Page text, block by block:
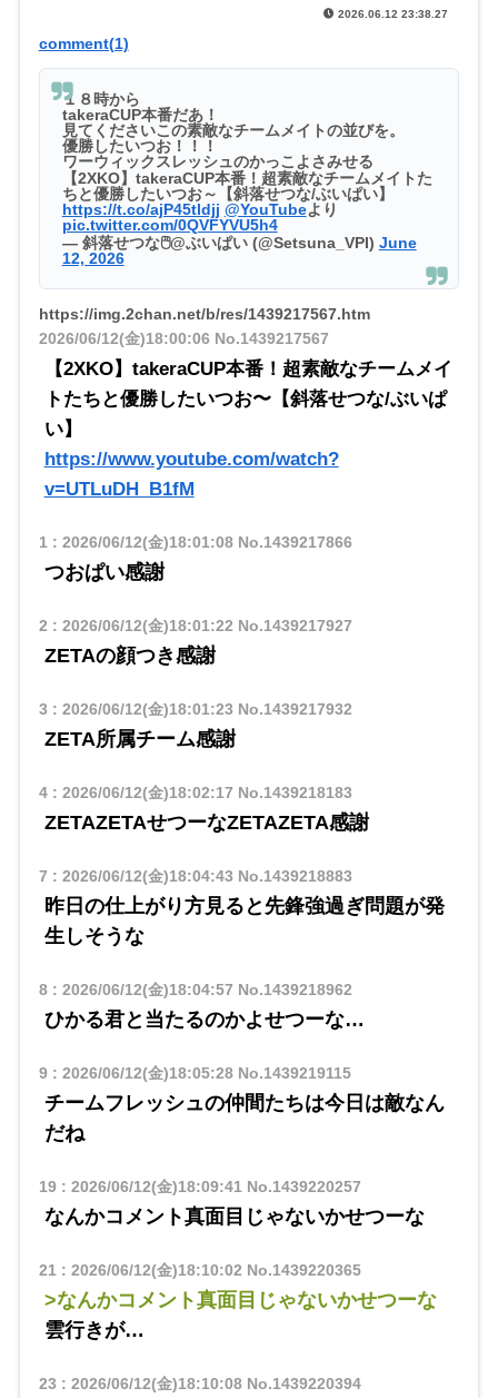
2026.06.12 23:38.27
comment(1)
１８時から
takeraCUP本番だあ！
見てくださいこの素敵なチームメイトの並びを。
優勝したいつお！！！
ワーウィックスレッシュのかっこよさみせる
【2XKO】takeraCUP本番！超素敵なチームメイトた
ちと優勝したいつお～【斜落せつな/ぶいぱい】
https://t.co/ajP45tldjj @YouTubeより
pic.twitter.com/0QVFYVU5h4
— 斜落せつな🖱@ぶいぱい (@Setsuna_VPI) June
12, 2026
https://img.2chan.net/b/res/1439217567.htm
2026/06/12(金)18:00:06 No.1439217567
【2XKO】takeraCUP本番！超素敵なチームメイ
トたちと優勝したいつお〜【斜落せつな/ぶいぱ
い】
https://www.youtube.com/watch?
v=UTLuDH_B1fM
1: 2026/06/12(金)18:01:08No.1439217866
つおぱい感謝
2 : 2026/06/12(金)18:01:22 No.1439217927
ZETAの顔つき感謝
3 : 2026/06/12(金)18:01:23 No.1439217932
ZETA所属チーム感謝
4: 2026/06/12(金)18:02:17 No.1439218183
ZETAZETAせつーなZETAZETA感謝
7 : 2026/06/12(金)18:04:43 No.1439218883
昨日の仕上がり方見ると先鋒強過ぎ問題が発
生しそうな
8: 2026/06/12(金)18:04:57 No.1439218962
ひかる君と当たるのかよせつーな…
9: 2026/06/12(金)18:05:28No.1439219115
チームフレッシュの仲間たちは今日は敵なん
だね
19: 2026/06/12(金)18:09:41No.1439220257
なんかコメント真面目じゃないかせつーな
21: 2026/06/12(金)18:10:02 No.1439220365
>なんかコメント真面目じゃないかせつーな
雲行きが…
23 : 2026/06/12(金)18:10:08No.1439220394